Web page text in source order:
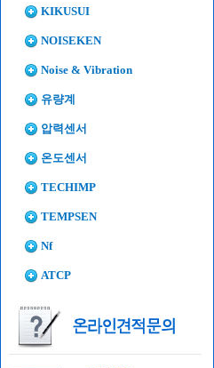
KIKUSUI
NOISEKEN
Noise & Vibration
유량계
압력센서
온도센서
TECHIMP
TEMPSEN
Nf
ATCP